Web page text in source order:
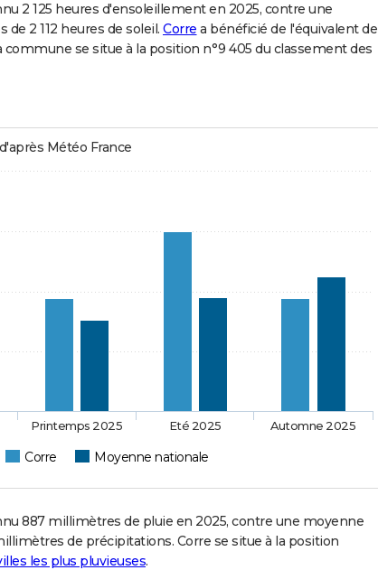
2 125 heures d'ensoleillement en 2025, contre une
2 112 heures de soleil. Corre a bénéficié de l'équivalent de
commune se situe à la position n°9 405 du classement des
Météo France
Corre Moyenne nationale
Printemps 2025 Eté 2025 Automne 2025
887 millimètres de pluie en 2025, contre une moyenne
de précipitations. Corre se situe à la position
les plus pluvieuses.